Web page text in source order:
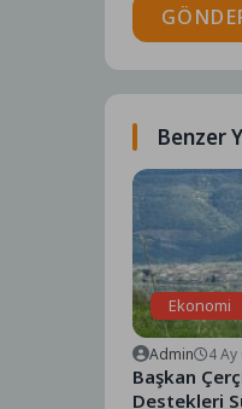
Benzer
Ekonomi
Admin 4
Başkan
Destekleri